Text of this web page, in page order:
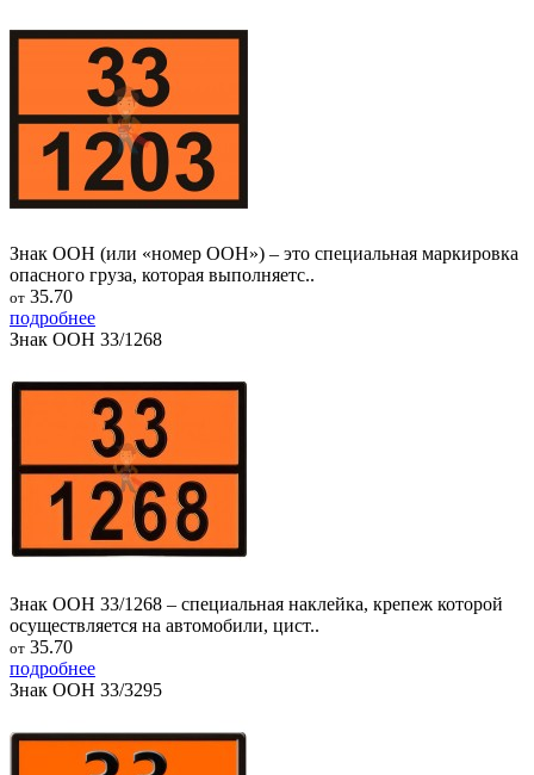
Знак ООН (или «номер ООН») – это специальная маркировка
опасного груза, которая выполняетс..
от 35.70
подробнее
Знак ООН 33/1268
Знак ООН 33/1268 – специальная наклейка, крепеж которой
осуществляется на автомобили, цист..
от 35.70
подробнее
Знак ООН 33/3295